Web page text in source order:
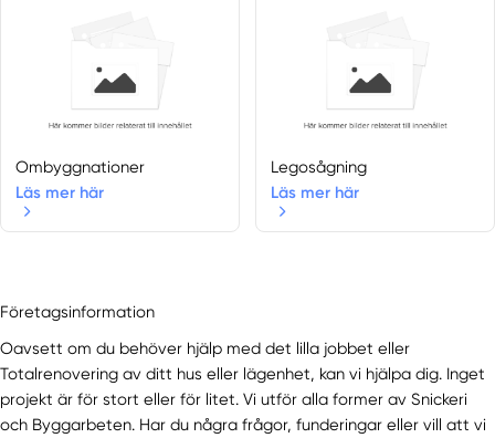
Ombyggnationer
Läs mer här
Legosågning
Läs mer här
Företagsinformation
Oavsett om du behöver hjälp med det lilla jobbet eller
Totalrenovering av ditt hus eller lägenhet, kan vi hjälpa dig. Inget
projekt är för stort eller för litet. Vi utför alla former av Snickeri
och Byggarbeten. Har du några frågor, funderingar eller vill att vi